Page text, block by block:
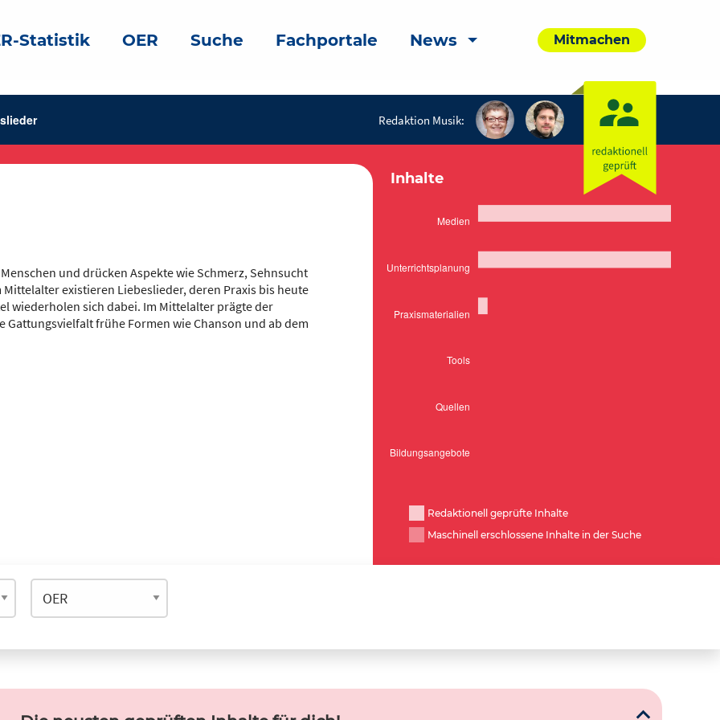
Statistik OER Suche Fachportale News Mitmachen
Redaktion Musik:
und drücken Aspekte wie Schmerz, Sehnsucht
existieren Liebeslieder, deren Praxis bis heute
wiederholen sich dabei. Im Mittelalter prägte der
frühe Formen wie Chanson und ab dem
Inhalte
Redaktionell geprüfte Inhalte
Maschinell erschlossene Inhalte in der Suche